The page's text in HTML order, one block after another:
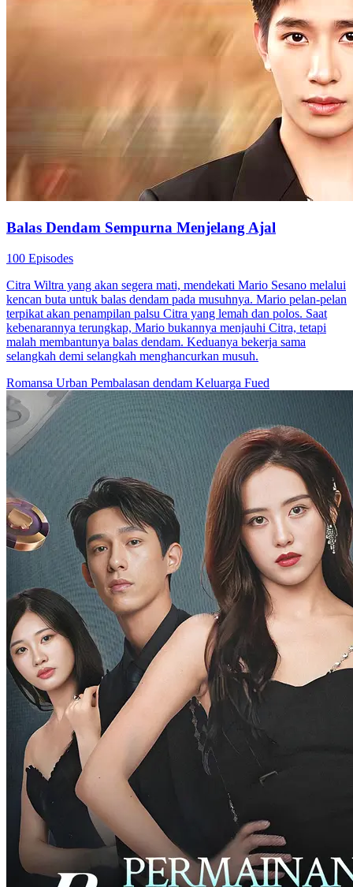
Balas Dendam Sempurna Menjelang Ajal
100 Episodes
Citra Wiltra yang akan segera mati, mendekati Mario Sesano melalui
kencan buta untuk balas dendam pada musuhnya. Mario pelan-pelan
terpikat akan penampilan palsu Citra yang lemah dan polos. Saat
kebenarannya terungkap, Mario bukannya menjauhi Citra, tetapi
malah membantunya balas dendam. Keduanya bekerja sama
selangkah demi selangkah menghancurkan musuh.
Romansa Urban Pembalasan dendam Keluarga Fued